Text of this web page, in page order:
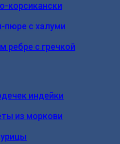
корсикански
пюре с халуми
ребре с гречкой
индейки
из моркови